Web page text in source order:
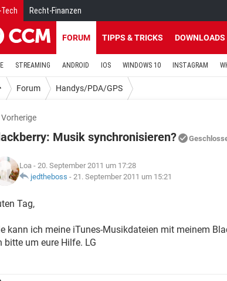
Tech Recht-Finanzen
FORUM TIPPS & TRICKS DOWNLOADS
STREAMING ANDROID IOS WINDOWS 10 INSTAGRAM
Forum Handys/PDA/GPS
Vorherige
Musik synchronisieren?
Loa - 20. September 2011 um 17:28
jedtheboss - 21. September 2011 um 15:21
Tag,
kann ich meine iTunes-Musikdateien mit meinem
bitte um eure Hilfe. LG